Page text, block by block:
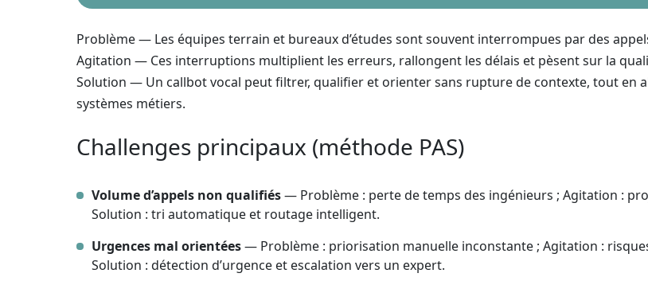
Problème — Les équipes terrain et bureaux d’études sont souvent interrompues par des
Agitation — Ces interruptions multiplient les erreurs, rallongent les délais et pèsent sur la
Solution — Un callbot vocal peut filtrer, qualifier et orienter sans rupture de contexte, tout en
systèmes métiers.
Challenges principaux (méthode PAS)
Volume d’appels non qualifiés— Problème : perte de temps des ingénieurs ; Agitation :
Solution : tri automatique et routage intelligent.
Urgences mal orientées— Problème : priorisation manuelle inconstante ; Agitation :
Solution : détection d’urgence et escalation vers un expert.